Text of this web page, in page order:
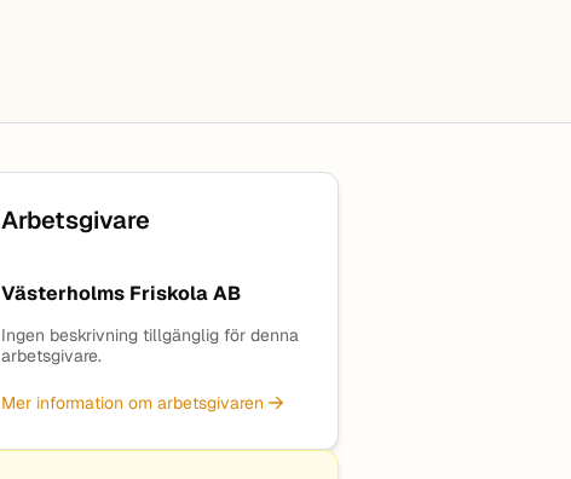
Arbetsgivare
Västerholms Friskola AB
Ingen beskrivning tillgänglig för denna
arbetsgivare.
Mer information om arbetsgivaren